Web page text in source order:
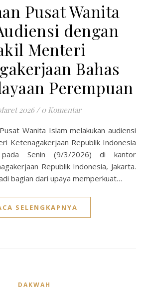
Pusat Wanita
dengan
Menteri
Bahas
Perempuan
2026/ 0 Komentar
Ketenagakerjaan Republik Indonesia
pada Senin (9/3/2026) di kantor
Republik Indonesia, Jakarta.
bagian dari upaya memperkuat…
SELENGKAPNYA
DAKWAH